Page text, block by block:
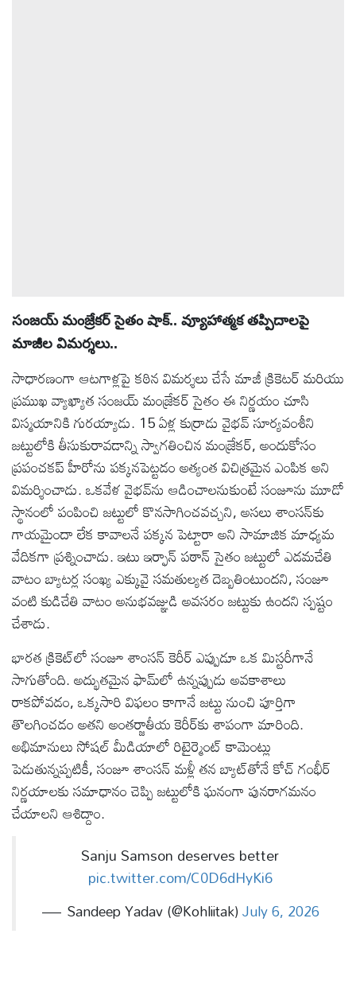
సంజయ్ మంజ్రేకర్ సైతం షాక్.. వ్యూహాత్మక తప్పిదాలపై
మాజీల విమర్శలు..
సాధారణంగా ఆటగాళ్లపై కఠిన విమర్శలు చేసే మాజీ క్రికెటర్ మరియు
ప్రముఖ వ్యాఖ్యాత సంజయ్ మంజ్రేకర్ సైతం ఈ నిర్ణయం చూసి
విస్మయానికి గురయ్యాడు. 15 ఏళ్ల కుర్రాడు వైభవ్ సూర్యవంశీని
జట్టులోకి తీసుకురావడాన్ని స్వాగతించిన మంజ్రేకర్, అందుకోసం
ప్రపంచకప్ హీరోను పక్కనపెట్టడం అత్యంత విచిత్రమైన ఎంపిక అని
విమర్శించాడు. ఒకవేళ వైభవ్‌ను ఆడించాలనుకుంటే సంజూను మూడో
స్థానంలో పంపించి జట్టులో కొనసాగించవచ్చని, అసలు శాంసన్‌కు
గాయమైందా లేక కావాలనే పక్కన పెట్టారా అని సామాజిక మాధ్యమ
వేదికగా ప్రశ్నించాడు. ఇటు ఇర్ఫాన్ పఠాన్ సైతం జట్టులో ఎడమచేతి
వాటం బ్యాటర్ల సంఖ్య ఎక్కువై సమతుల్యత దెబ్బతింటుందని, సంజూ
వంటి కుడిచేతి వాటం అనుభవజ్ఞుడి అవసరం జట్టుకు ఉందని స్పష్టం
చేశాడు.
భారత క్రికెట్‌లో సంజూ శాంసన్ కెరీర్ ఎప్పుడూ ఒక మిస్టరీగానే
సాగుతోంది. అద్భుతమైన ఫామ్‌లో ఉన్నప్పుడు అవకాశాలు
రాకపోవడం, ఒక్కసారి విఫలం కాగానే జట్టు నుంచి పూర్తిగా
తొలగించడం అతని అంతర్జాతీయ కెరీర్‌కు శాపంగా మారింది.
అభిమానులు సోషల్ మీడియాలో రిటైర్మెంట్ కామెంట్లు
పెడుతున్నప్పటికీ, సంజూ శాంసన్ మళ్లీ తన బ్యాట్‌తోనే కోచ్ గంభీర్
నిర్ణయాలకు సమాధానం చెప్పి జట్టులోకి ఘనంగా పునరాగమనం
చేయాలని ఆశిద్దాం.
Sanju Samson deserves better
pic.twitter.com/C0D6dHyKi6
— Sandeep Yadav (@Kohliitak)July 6, 2026